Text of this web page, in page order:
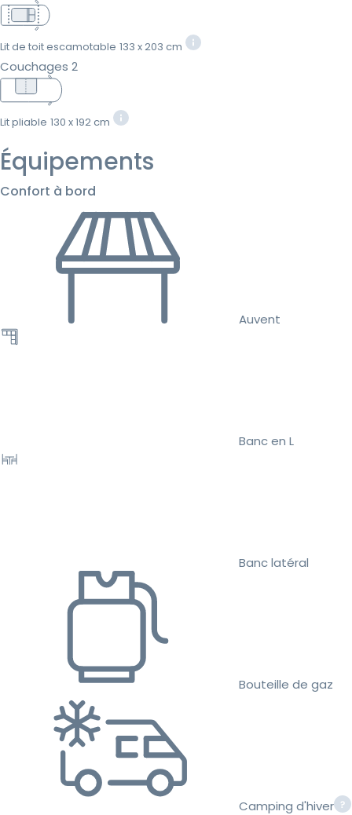
Lit de toit escamotable 133 x 203 cm
Couchages 2
Lit pliable 130 x 192 cm
Équipements
Confort à bord
Auvent
Banc en L
Banc latéral
Bouteille de gaz
Camping d'hiver